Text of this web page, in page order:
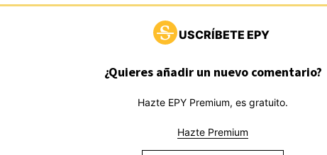
USCRÍBETE EPY
¿Quieres añadir un nuevo comentario?
Hazte EPY Premium, es gratuito.
Hazte Premium